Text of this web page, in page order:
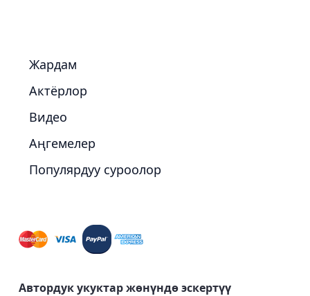
Жардам
Актёрлор
Видео
Аңгемелер
Популярдуу суроолор
Автордук укуктар жөнүндө эскертүү